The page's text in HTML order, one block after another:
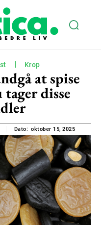
Krop
at spise
disse
Dato: oktober 15, 2025